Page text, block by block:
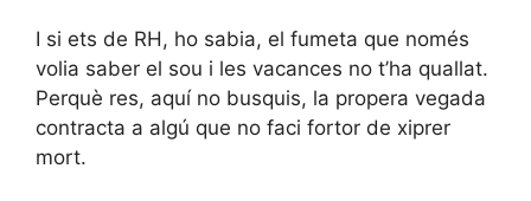
I si ets de RH, ho sabia, el fumeta que només
volia saber el sou i les vacances no t’ha quallat.
Perquè res, aquí no busquis, la propera vegada
contracta a algú que no faci fortor de xiprer
mort.